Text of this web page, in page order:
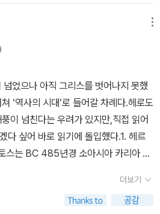
너 정말 멋진 친구야.｀라면서 장점을
너보다 조금 더 나아.｀ 라는 일종의
없다. <역사>에서 헤로도토스는 서론
라스｀의 대립이 신화시대부터 이어
력의 대립에 역사성을 부여한다. 그리
에우로페｀, ｀메데이아｀ 공주 납치
키워오다, <일리아스>의 배경으로 유
로이아 멸망으로 결국 씻을 수 없는 감
부터 대립해온 두 세력이 다시 전쟁을
의 서막을 알리고, ｀페르시아 제국의
. 페르시아 제국의 팽창을 서술한 5권까
기만 나오는 것이 아니다. 이 책이
었으나 아직 그리스를 벗어나지 못했
‘역사의 시대’로 들어갈 차례다.헤로도
이 넘친다는 우려가 있지만,직접 읽어
다 싶어 바로 읽기에 돌입했다.1. 헤르
스는 BC 485년경 소아시아 카리아 지
페르시아 전쟁(BC 499~449) 중다리
국군이 마라톤 평야(BC 490)에서 그리
더보기